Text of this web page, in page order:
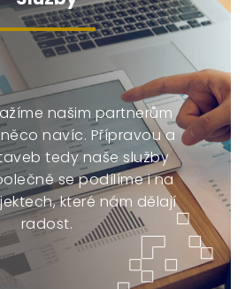
našim partnerům
navíc. Přípravou a
tedy naše služby
se podílíme i na
které nám dělají
radost.